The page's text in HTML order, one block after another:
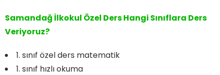
Samandağ İlkokul Özel Ders Hangi Sınıflara Ders
Veriyoruz?
1. sınıf özel ders matematik
1. sınıf hızlı okuma